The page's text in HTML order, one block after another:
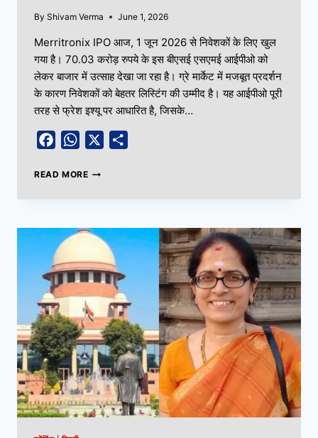
By Shivam Verma June 1, 2026
Merritronix IPO आज, 1 जून 2026 से निवेशकों के लिए खुल
गया है। 70.03 करोड़ रुपये के इस बीएसई एसएमई आईपीओ को
लेकर बाजार में उत्साह देखा जा रहा है। ग्रे मार्केट में मजबूत प्रदर्शन
के कारण निवेशकों को बेहतर लिस्टिंग की उम्मीद है। यह आईपीओ पूरी
तरह से फ्रेश इश्यू पर आधारित है, जिसके…
FacebookWhatsApp
READ MORE